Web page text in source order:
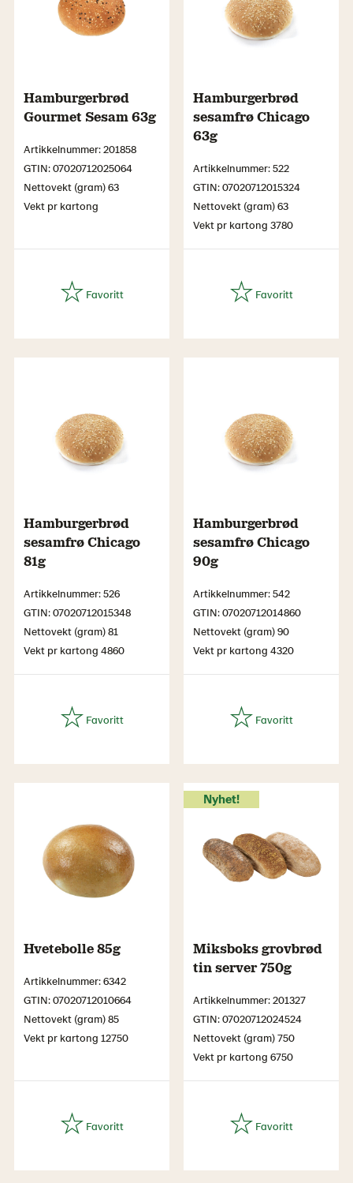
Hamburgerbrød
Gourmet Sesam 63g
Artikkelnummer: 201858
GTIN: 07020712025064
Nettovekt (gram) 63
Vekt pr kartong
Hamburgerbrød
sesamfrø Chicago
63g
Artikkelnummer: 522
GTIN: 07020712015324
Nettovekt (gram) 63
Vekt pr kartong 3780
Hamburgerbrød
sesamfrø Chicago
81g
Artikkelnummer: 526
GTIN: 07020712015348
Nettovekt (gram) 81
Vekt pr kartong 4860
Hamburgerbrød
sesamfrø Chicago
90g
Artikkelnummer: 542
GTIN: 07020712014860
Nettovekt (gram) 90
Vekt pr kartong 4320
Hvetebolle 85g
Artikkelnummer: 6342
GTIN: 07020712010664
Nettovekt (gram) 85
Vekt pr kartong 12750
Nyhet!
Miksboks grovbrød
tin server 750g
Artikkelnummer: 201327
GTIN: 07020712024524
Nettovekt (gram) 750
Vekt pr kartong 6750